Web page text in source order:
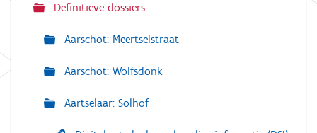
Definitieve dossiers
Aarschot: Meertselstraat
Aarschot: Wolfsdonk
Aartselaar: Solhof